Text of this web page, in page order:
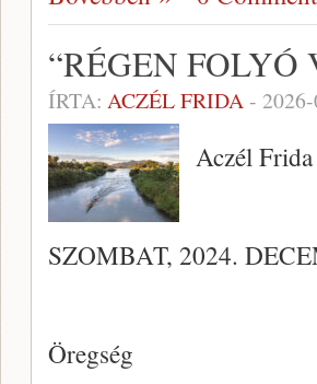
“RÉGEN FOLYÓ
ÍRTA: ACZÉL FRIDA-
Aczél
SZOMBAT, 2024.
Öregség